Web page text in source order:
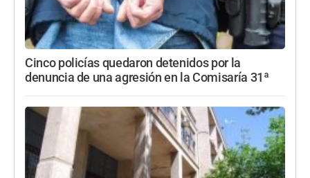
Cinco policías quedaron detenidos por la
denuncia de una agresión en la Comisaría 31ª